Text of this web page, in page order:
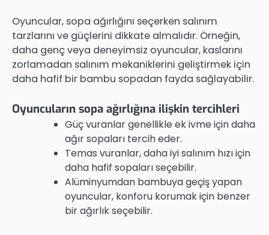
Oyuncular, sopa ağırlığını seçerken salınım
tarzlarını ve güçlerini dikkate almalıdır. Örneğin,
daha genç veya deneyimsiz oyuncular, kaslarını
zorlamadan salınım mekaniklerini geliştirmek için
daha hafif bir bambu sopadan fayda sağlayabilir.
Oyuncuların sopa ağırlığına ilişkin tercihleri
Güç vuranlar genellikle ek ivme için daha
ağır sopaları tercih eder.
Temas vuranlar, daha iyi salınım hızı için
daha hafif sopaları seçebilir.
Alüminyumdan bambuya geçiş yapan
oyuncular, konforu korumak için benzer
bir ağırlık seçebilir.